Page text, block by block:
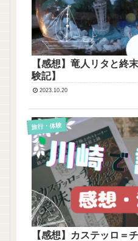
【感想】竜人リタと終
験記】
2023.10.20
旅行・体験
【感想】カステッロ＝